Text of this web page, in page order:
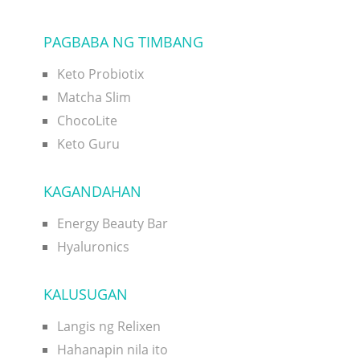
PAGBABA NG TIMBANG
Keto Probiotix
Matcha Slim
ChocoLite
Keto Guru
KAGANDAHAN
Energy Beauty Bar
Hyaluronics
KALUSUGAN
Langis ng Relixen
Hahanapin nila ito